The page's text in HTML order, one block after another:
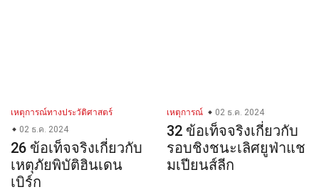
เหตุการณ์ทางประวัติศาสตร์
02 ธ.ค. 2024
26 ข้อเท็จจริงเกี่ยวกับ
เหตุภัยพิบัติฮินเดน
เบิร์ก
เหตุการณ์ 02 ธ.ค. 2024
32 ข้อเท็จจริงเกี่ยวกับ
รอบชิงชนะเลิศยูฟ่าแช
มเปียนส์ลีก